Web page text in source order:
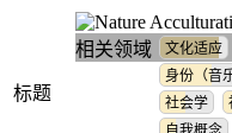
标题
相关领域
文化适应
身份（音
社会学